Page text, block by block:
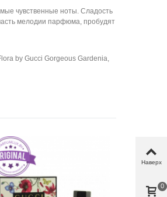
чувственные ноты. Сладость
мелодии парфюма, пробудят
by Gucci Gorgeous Gardenia,
Наверх
0